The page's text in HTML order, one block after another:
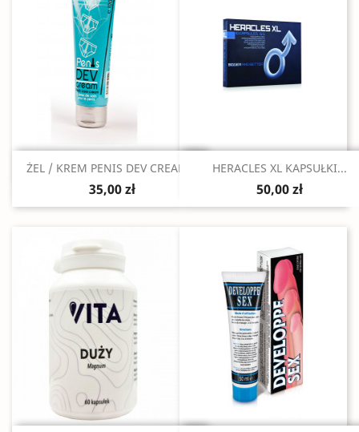
Szybki podgląd
ŻEL / KREM PENIS DEV CREAM...
35,00 zł
Szybki podgląd
HERACLES XL KAPSUŁKI...
50,00 zł